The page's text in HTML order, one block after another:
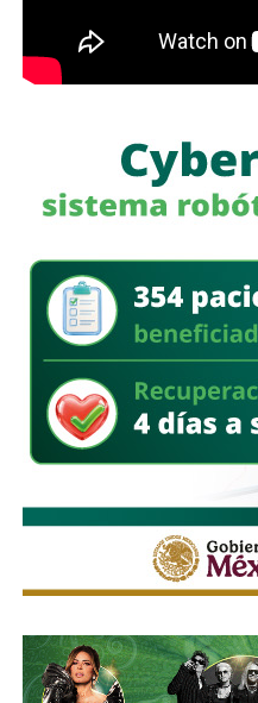
considerados un factor que
violencia, y exhortó a
actividades a utilizar
necesarias para su